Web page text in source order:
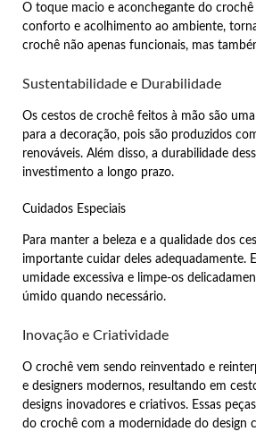
O toque macio e aconchegante do crochê
conforto e acolhimento ao ambiente,
crochê não apenas funcionais, mas
Sustentabilidade e Durabilidade
Os cestos de crochê feitos à mão são
para a decoração, pois são produzidos
renováveis. Além disso, a durabilidade
investimento a longo prazo.
Cuidados Especiais
Para manter a beleza e a qualidade dos
importante cuidar deles adequadamente.
umidade excessiva e limpe-os
úmido quando necessário.
Inovação e Criatividade
O crochê vem sendo reinventado e
e designers modernos, resultando em
designs inovadores e criativos. Essas
do crochê com a modernidade do design